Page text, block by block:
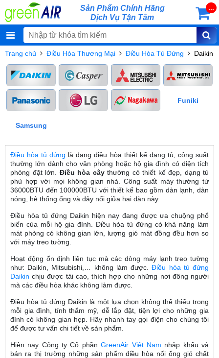
Sản Phẩm Chính Hãng
Dịch Vụ Tận Tâm
...
Trang chủ Điều Hòa Thương Mại Điều Hòa Tủ Đứng Daikin
Funiki
Samsung
Điều hòa tủ đứng là dạng điều hòa thiết kế dạng tủ, công suất
thường lớn dành cho văn phòng hoặc hộ gia đình có diện tích
phòng đặt lớn. Điều hòa câythường có thiết kế đẹp, dạng tủ
phù hợp với mọi không gian nhà. Công suất máy thường từ
36000BTU đến 100000BTU với thiết kế bao gồm dàn lạnh, dàn
nóng, hệ thống ống và dây nối giữa hai dàn này.
Điều hòa tủ đứng Daikin hiện nay đang được ưa chuộng phổ
biến của mỗi hộ gia đình. Điều hòa tủ đứng có khả năng làm
mát phòng có không gian lớn, lượng gió mát đồng đều hơn so
với máy treo tường.
Hoạt động ổn định liên tục mà các dòng máy lạnh treo tường
như: Daikin, Mitsubishi,… không làm được.Điều hòa tủ đứng
Daikin chịu được tải cao, thích hợp cho những nơi đông người
mà các điều hòa khác không làm được.
Điều hòa tủ đứng Daikin là một lựa chọn không thể thiếu trong
mỗi gia đình, tính thẩm mỹ, dễ lắp đặt, tiện lợi cho những gia
đình có không gian hẹp. Hãy nhanh tay gọi điện cho chúng tôi
để được tư vấn chi tiết về sản phẩm.
Hiện nay Công ty Cổ phầnGreenAir Việt Nam nhập khẩu và
bán ra thị trường những sản phẩm điều hòa nối ống gió chất